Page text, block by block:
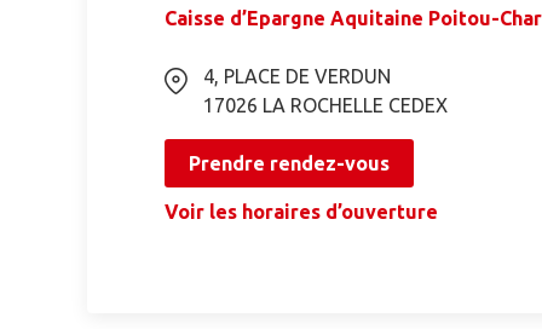
Caisse d’Epargne Aquitaine Poitou-
4, PLACE DE VERDUN
17026 LA ROCHELLE CEDEX
Prendre rendez-vous
Voir les horaires d’ouverture